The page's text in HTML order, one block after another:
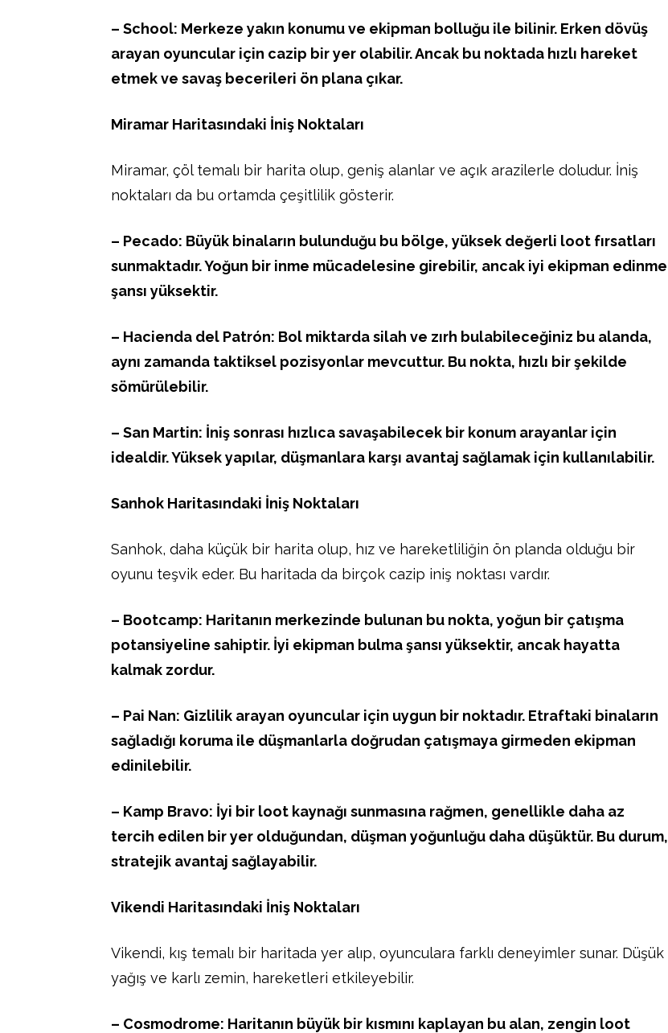
– School: Merkeze yakın konumu ve ekipman bolluğu ile bilinir. Erken dövüş
arayan oyuncular için cazip bir yer olabilir. Ancak bu noktada hızlı hareket
etmek ve savaş becerileri ön plana çıkar.
Miramar Haritasındaki İniş Noktaları
Miramar, çöl temalı bir harita olup, geniş alanlar ve açık arazilerle doludur. İniş
noktaları da bu ortamda çeşitlilik gösterir.
– Pecado: Büyük binaların bulunduğu bu bölge, yüksek değerli loot fırsatları
sunmaktadır. Yoğun bir inme mücadelesine girebilir, ancak iyi ekipman edinme
şansı yüksektir.
– Hacienda del Patrón: Bol miktarda silah ve zırh bulabileceğiniz bu alanda,
aynı zamanda taktiksel pozisyonlar mevcuttur. Bu nokta, hızlı bir şekilde
sömürülebilir.
– San Martin: İniş sonrası hızlıca savaşabilecek bir konum arayanlar için
idealdir. Yüksek yapılar, düşmanlara karşı avantaj sağlamak için kullanılabilir.
Sanhok Haritasındaki İniş Noktaları
Sanhok, daha küçük bir harita olup, hız ve hareketliliğin ön planda olduğu bir
oyunu teşvik eder. Bu haritada da birçok cazip iniş noktası vardır.
– Bootcamp: Haritanın merkezinde bulunan bu nokta, yoğun bir çatışma
potansiyeline sahiptir. İyi ekipman bulma şansı yüksektir, ancak hayatta
kalmak zordur.
– Pai Nan: Gizlilik arayan oyuncular için uygun bir noktadır. Etraftaki binaların
sağladığı koruma ile düşmanlarla doğrudan çatışmaya girmeden ekipman
edinilebilir.
– Kamp Bravo: İyi bir loot kaynağı sunmasına rağmen, genellikle daha az
tercih edilen bir yer olduğundan, düşman yoğunluğu daha düşüktür. Bu durum,
stratejik avantaj sağlayabilir.
Vikendi Haritasındaki İniş Noktaları
Vikendi, kış temalı bir haritada yer alıp, oyunculara farklı deneyimler sunar. Düşük
yağış ve karlı zemin, hareketleri etkileyebilir.
– Cosmodrome: Haritanın büyük bir kısmını kaplayan bu alan, zengin loot